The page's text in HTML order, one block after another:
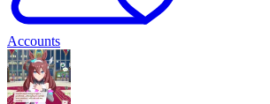
Accounts